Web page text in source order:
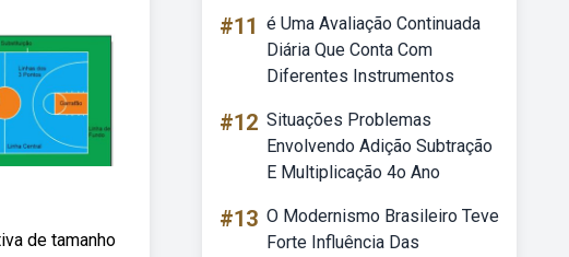
de tamanho
#11 é Uma Avaliação Continuada
Diária Que Conta Com
Diferentes Instrumentos
#12 Situações Problemas
Envolvendo Adição Subtração
E Multiplicação 4o Ano
#13 O Modernismo Brasileiro Teve
Forte Influência Das